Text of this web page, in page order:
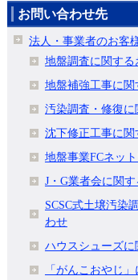
お問い合わせ先
法人・事業者のお客
地盤調査に関す
地盤補強工事に
汚染調査・修復
沈下修正工事に
地盤事業FCネッ
J・G業者会に関
SCSC式土壌汚染
わせ
ハウスシューズ
「がんこおやじ